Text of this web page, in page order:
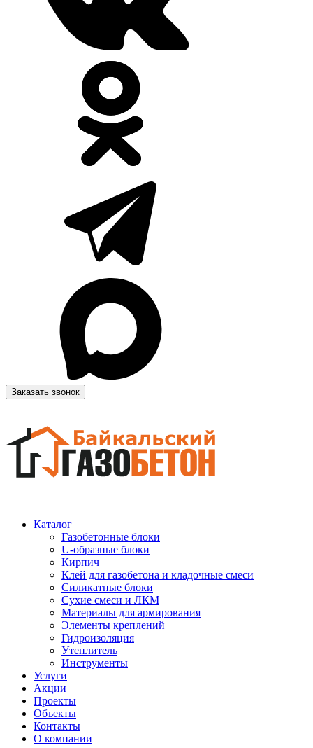
Заказать звонок
Каталог
Газобетонные блоки
U-образные блоки
Кирпич
Клей для газобетона и кладочные смеси
Силикатные блоки
Сухие смеси и ЛКМ
Материалы для армирования
Элементы креплений
Гидроизоляция
Утеплитель
Инструменты
Услуги
Акции
Проекты
Объекты
Контакты
О компании